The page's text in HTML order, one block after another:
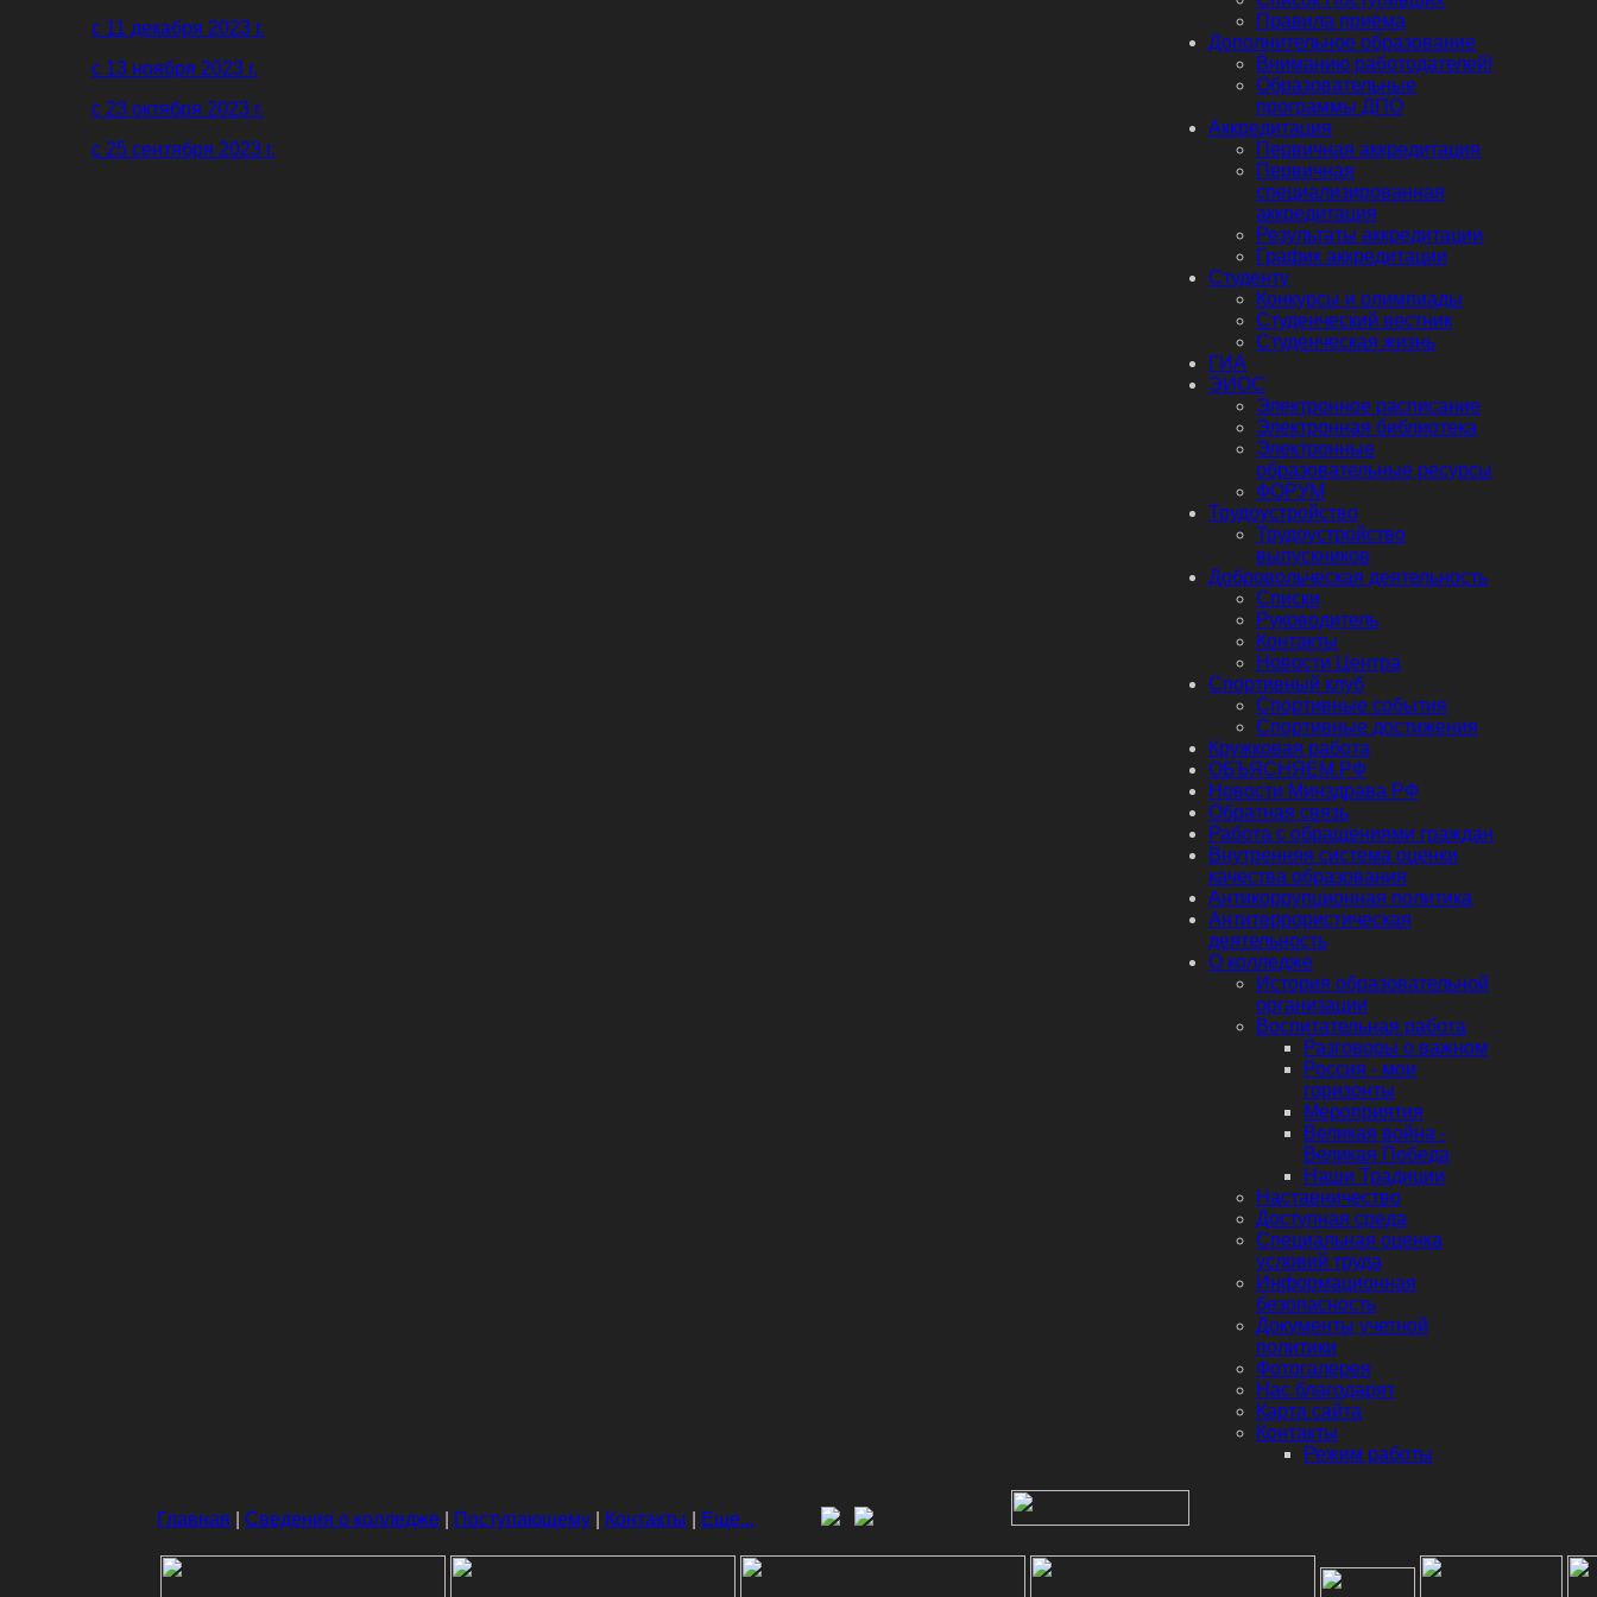
с 11 декабря 2023 г.
с 13 ноября 2023 г.
с 23 октября 2023 г.
c 25 сентября 2023 г.
Правила приёма
Дополнительное образование
Вниманию работодателей!
Образовательные
программы ДПО
Аккредитация
Первичная аккредитация
Первичная
специализированная
аккредитация
Результаты аккредитации
График аккредитации
Студенту
Конкурсы и олимпиады
Студенческий вестник
Студенческая жизнь
ГИА
ЭИОС
Электронное расписание
Электронная библиотека
Электронные
образовательные ресурсы
ФОРУМ
Трудоустройство
Трудоустройство
выпускников
Добровольческая деятельность
Списки
Руководитель
Контакты
Новости Центра
Спортивный клуб
Спортивные события
Спортивные достижения
Кружковая работа
ОБЪЯСНЯЕМ.РФ
Новости Минздрава РФ
Обратная связь
Работа с обращениями граждан
Внутренняя система оценки
качества образования
Антикоррупционная политика
Антитеррористическая
деятельность
О колледже
История образовательной
организации
Воспитательная работа
Разговоры о важном
Россия - мои
горизонты
Мероприятия
Великая война -
Великая Победа
Наши Традиции
Наставничество
Доступная среда
Специальная оценка
условий труда
Информационная
безопасность
Документы учетной
политики
Фотогалерея
Нас благодарят
Карта сайта
Контакты
Режим работы
Главная Сведения о колледже Поступающему Контакты Еще...